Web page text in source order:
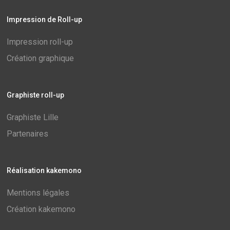
Impression de Roll-up
Impression roll-up
Création graphique
Graphiste roll-up
Graphiste Lille
Partenaires
Réalisation kakemono
Mentions légales
Création kakemono